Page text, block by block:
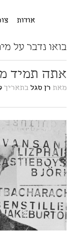
אודות
בואו נדבר על
אתה תמיד
מאת רן סגל בתאריך 19